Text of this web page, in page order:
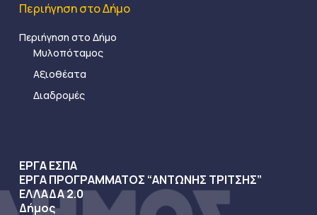
Περιήγηση στο Δήμο
Περιήγηση στο Δήμο
Μυλοπόταμος
Αξιοθέατα
Διαδρομές
ΕΡΓΑ ΕΣΠΑ
ΕΡΓΑ ΠΡΟΓΡΑΜΜΑΤΟΣ “ΑΝΤΩΝΗΣ ΤΡΙΤΣΗΣ”
ΕΛΛΑΔΑ 2.0
Δήμος